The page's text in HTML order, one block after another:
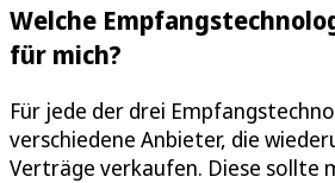
Welche
für mich?
Für jede der drei
verschiedene Anbieter, die
Verträge verkaufen. Diese sollte